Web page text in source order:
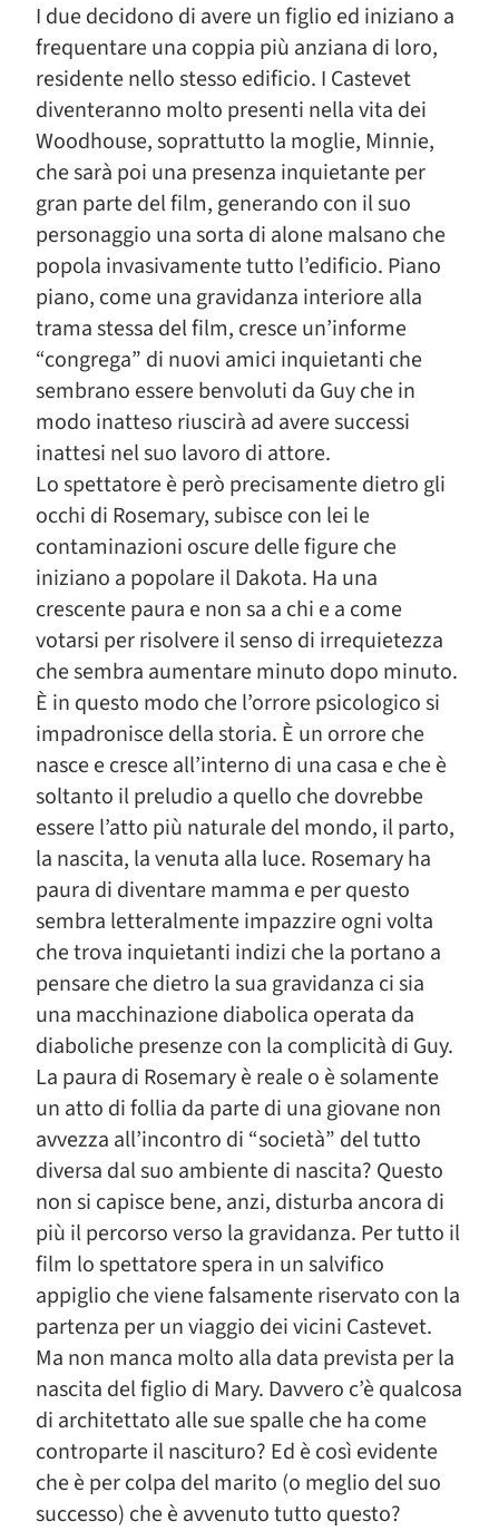
I due decidono di avere un figlio ed iniziano a
frequentare una coppia più anziana di loro,
residente nello stesso edificio. I Castevet
diventeranno molto presenti nella vita dei
Woodhouse, soprattutto la moglie, Minnie,
che sarà poi una presenza inquietante per
gran parte del film, generando con il suo
personaggio una sorta di alone malsano che
popola invasivamente tutto l’edificio. Piano
piano, come una gravidanza interiore alla
trama stessa del film, cresce un’informe
“congrega” di nuovi amici inquietanti che
sembrano essere benvoluti da Guy che in
modo inatteso riuscirà ad avere successi
inattesi nel suo lavoro di attore.
Lo spettatore è però precisamente dietro gli
occhi di Rosemary, subisce con lei le
contaminazioni oscure delle figure che
iniziano a popolare il Dakota. Ha una
crescente paura e non sa a chi e a come
votarsi per risolvere il senso di irrequietezza
che sembra aumentare minuto dopo minuto.
È in questo modo che l’orrore psicologico si
impadronisce della storia. È un orrore che
nasce e cresce all’interno di una casa e che è
soltanto il preludio a quello che dovrebbe
essere l’atto più naturale del mondo, il parto,
la nascita, la venuta alla luce. Rosemary ha
paura di diventare mamma e per questo
sembra letteralmente impazzire ogni volta
che trova inquietanti indizi che la portano a
pensare che dietro la sua gravidanza ci sia
una macchinazione diabolica operata da
diaboliche presenze con la complicità di Guy.
La paura di Rosemary è reale o è solamente
un atto di follia da parte di una giovane non
avvezza all’incontro di “società” del tutto
diversa dal suo ambiente di nascita? Questo
non si capisce bene, anzi, disturba ancora di
più il percorso verso la gravidanza. Per tutto il
film lo spettatore spera in un salvifico
appiglio che viene falsamente riservato con la
partenza per un viaggio dei vicini Castevet.
Ma non manca molto alla data prevista per la
nascita del figlio di Mary. Davvero c’è qualcosa
di architettato alle sue spalle che ha come
controparte il nascituro? Ed è così evidente
che è per colpa del marito (o meglio del suo
successo) che è avvenuto tutto questo?